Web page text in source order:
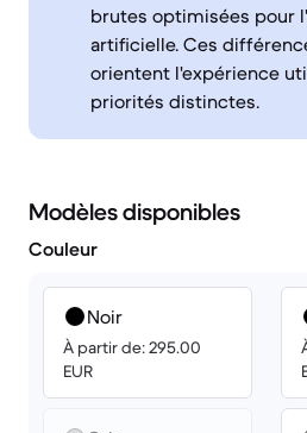
brutes optimisées pour
artificielle. Ces
orientent l'expérience
priorités distinctes.
Modèles disponibles
Couleur
Noir
À partir de: 295.00
EUR